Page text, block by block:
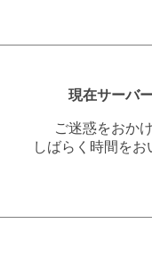
現在サーバ
ご迷惑をおか
しばらく時間を